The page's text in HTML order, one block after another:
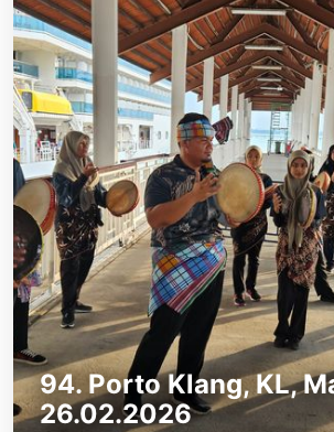
94. Porto Klang, KL,
26.02.2026